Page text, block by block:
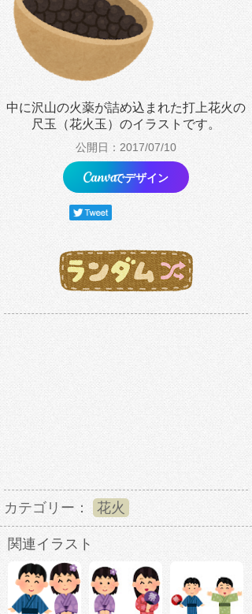
中に沢山の火薬が詰め込まれた打上花火の
尺玉（花火玉）のイラストです。
公開日：2017/07/10
でデザイン
カテゴリー： 花火
関連イラスト